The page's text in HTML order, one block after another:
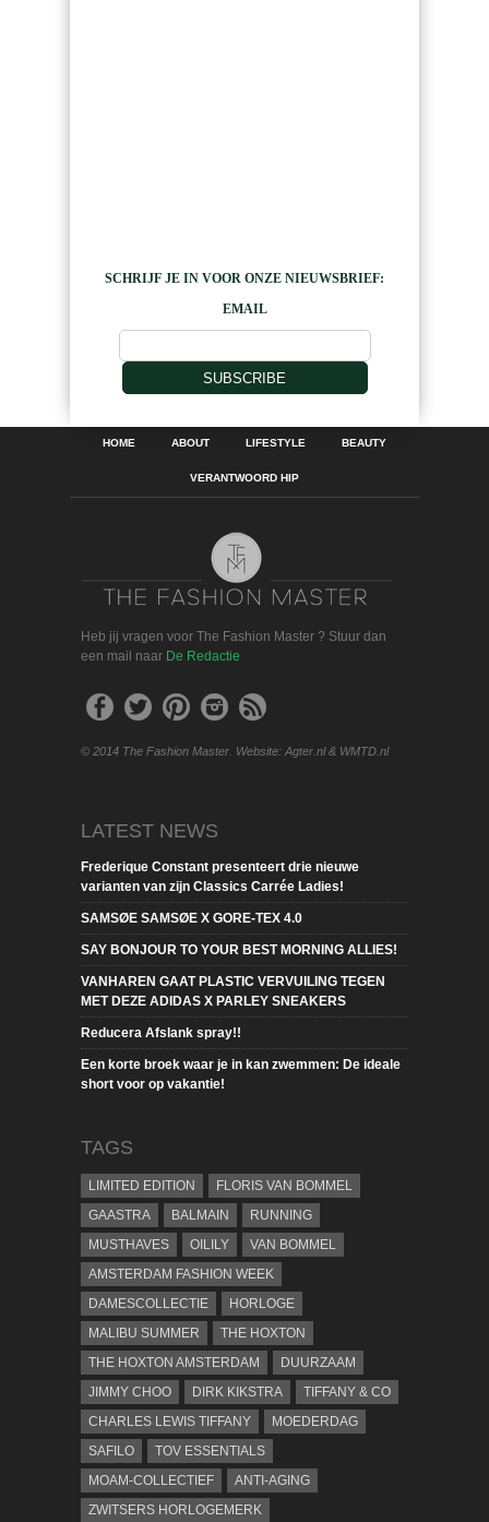
SCHRIJF JE IN VOOR ONZE NIEUWSBRIEF:
EMAIL
SUBSCRIBE
HOME ABOUT LIFESTYLE BEAUTY
VERANTWOORD HIP
Heb jij vragen voor The Fashion Master ? Stuur dan
een mail naar De Redactie
© 2014 The Fashion Master. Website: Agter.nl & WMTD.nl
LATEST NEWS
Frederique Constant presenteert drie nieuwe
varianten van zijn Classics Carrée Ladies!
SAMSØE SAMSØE X GORE-TEX 4.0
SAY BONJOUR TO YOUR BEST MORNING ALLIES!
VANHAREN GAAT PLASTIC VERVUILING TEGEN
MET DEZE ADIDAS X PARLEY SNEAKERS
Reducera Afslank spray!!
Een korte broek waar je in kan zwemmen: De ideale
short voor op vakantie!
TAGS
LIMITED EDITION
FLORIS VAN BOMMEL
GAASTRA
BALMAIN
RUNNING
MUSTHAVES
OILILY
VAN BOMMEL
AMSTERDAM FASHION WEEK
DAMESCOLLECTIE
HORLOGE
MALIBU SUMMER
THE HOXTON
THE HOXTON AMSTERDAM
DUURZAAM
JIMMY CHOO
DIRK KIKSTRA
TIFFANY & CO
CHARLES LEWIS TIFFANY
MOEDERDAG
SAFILO
TOV ESSENTIALS
MOAM-COLLECTIEF
ANTI-AGING
ZWITSERS HORLOGEMERK